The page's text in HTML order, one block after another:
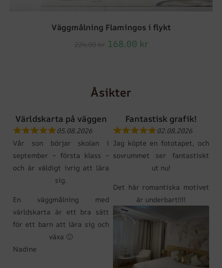
Väggmålning Flamingos i flykt
168.00 kr
Åsikter
Världskarta på väggen
05.08.2026
Vår son börjar skolan i
september – första klass –
och är väldigt ivrig att lära
sig.
En väggmålning med
världskarta är ett bra sätt
för ett barn att lära sig och
växa 🙂
Nadine
Fantastisk grafik!
02.08.2026
Jag köpte en fototapet, och
sovrummet ser fantastiskt
ut nu!
Det här romantiska motivet
är underbart!!!!